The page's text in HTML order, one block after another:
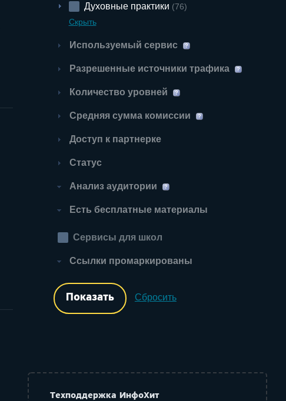
Духовные практики (76)
Скрыть
Используемый сервис
Разрешенные источники трафика
Количество уровней
Средняя сумма комиссии
Доступ к партнерке
Статус
Анализ аудитории
Есть бесплатные материалы
Сервисы для школ
Ссылки промаркированы
Сбросить
Техподдержка ИнфоХит